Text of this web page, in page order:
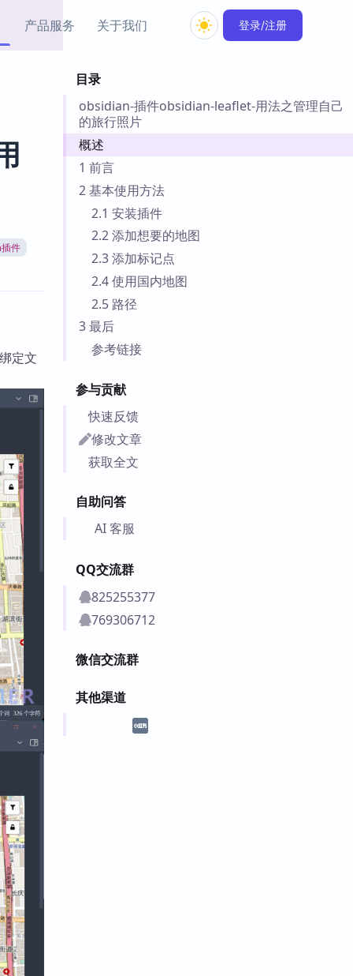
产品服务
思维导图插件
出品的闪念笔记
集市
Obsidian 教程
主题下载与外观美化
Zotero 教程
Zotero 使用与插件教程
关于我们 登录/注册
目录
obsidian-插件obsidian-leaflet-用法之管理自己
的旅行照片
概述
1 前言
2 基本使用方法
2.1 安装插件
2.2 添加想要的地图
2.3 添加标记点
2.4 使用国内地图
2.5 路径
3 最后
参考链接
参与贡献
快速反馈
修改文章
获取全文
自助问答
AI 客服
QQ交流群
825255377
769306712
微信交流群
其他渠道
件
定文